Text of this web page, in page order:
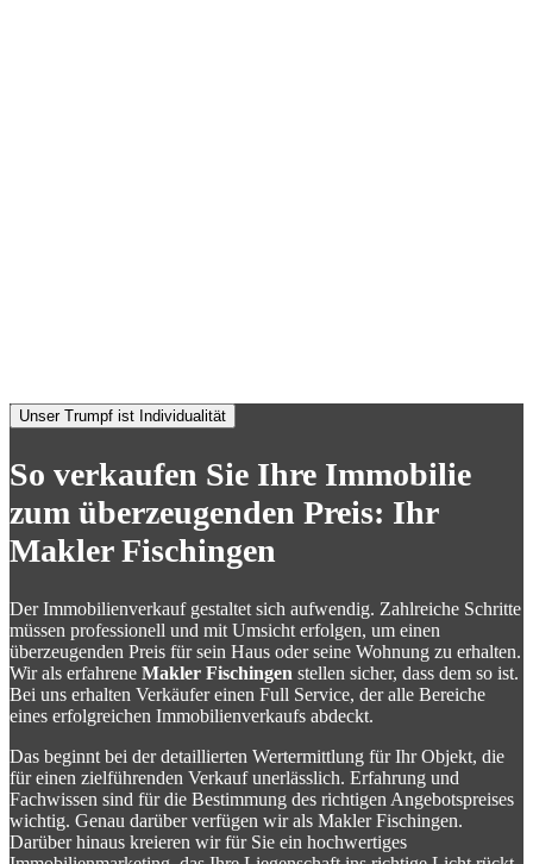
Unser Trumpf ist Individualität
So verkaufen Sie Ihre Immobilie
zum überzeugenden Preis: Ihr
Makler Fischingen
Der Immobilienverkauf gestaltet sich aufwendig. Zahlreiche Schritte
müssen professionell und mit Umsicht erfolgen, um einen
überzeugenden Preis für sein Haus oder seine Wohnung zu erhalten.
Wir als erfahrene Makler Fischingen stellen sicher, dass dem so ist.
Bei uns erhalten Verkäufer einen Full Service, der alle Bereiche
eines erfolgreichen Immobilienverkaufs abdeckt.
Das beginnt bei der detaillierten Wertermittlung für Ihr Objekt, die
für einen zielführenden Verkauf unerlässlich. Erfahrung und
Fachwissen sind für die Bestimmung des richtigen Angebotspreises
wichtig. Genau darüber verfügen wir als Makler Fischingen.
Darüber hinaus kreieren wir für Sie ein hochwertiges